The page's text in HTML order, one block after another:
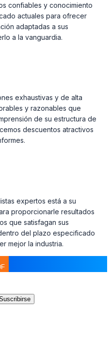
confiables y conocimiento
actuales para ofrecer
adaptadas a sus
a la vanguardia.
exhaustivas y de alta
y razonables que
de su estructura de
descuentos atractivos
expertos está a su
proporcionarle resultados
que satisfagan sus
del plazo especificado
mejor la industria.